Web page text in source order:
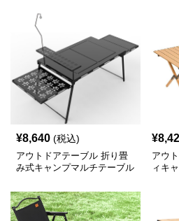
ンを取得する
¥8,640 (税込)
アウトドアテーブル 折り畳
み式キャンプマルチテーブル
¥
アウ
ィキ